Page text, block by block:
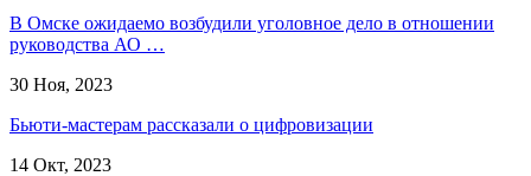
В Омске ожидаемо возбудили уголовное дело в отношении
руководства АО …
30 Ноя, 2023
Бьюти-мастерам рассказали о цифровизации
14 Окт, 2023